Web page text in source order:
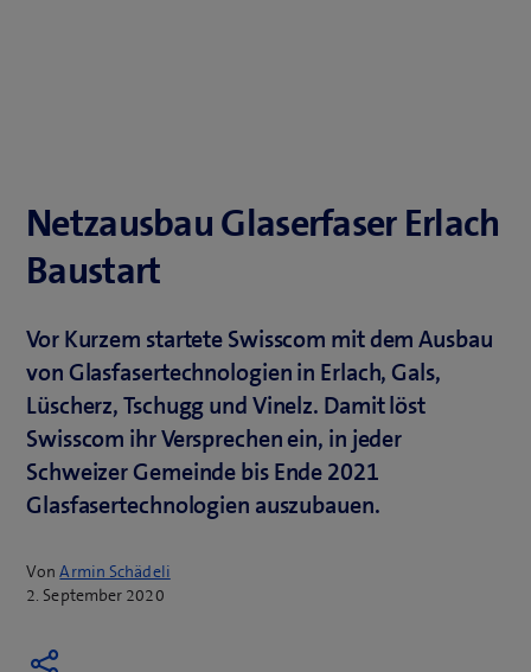
Netzausbau Glaserfaser Erlach
Baustart
Vor Kurzem startete Swisscom mit dem Ausbau
von Glasfasertechnologien in Erlach, Gals,
Lüscherz, Tschugg und Vinelz. Damit löst
Swisscom ihr Versprechen ein, in jeder
Schweizer Gemeinde bis Ende 2021
Glasfasertechnologien auszubauen.
VonArmin Schädeli
2. September 2020